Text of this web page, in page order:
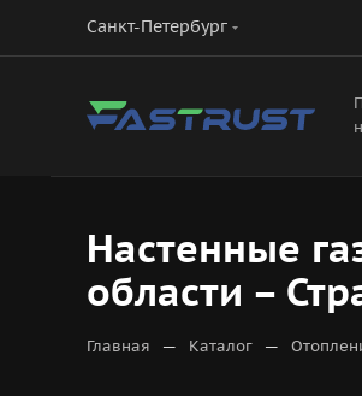
Санкт-Петербург
Настенные
области –
Главная — Каталог —